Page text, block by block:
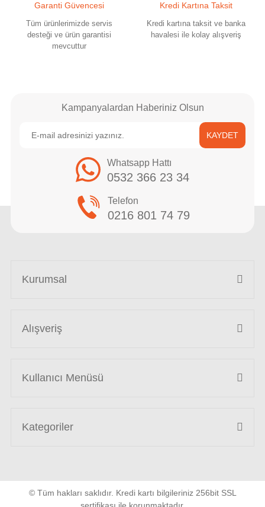
Garanti Güvencesi
Tüm ürünlerimizde servis
desteği ve ürün garantisi
mevcuttur
Kredi Kartına Taksit
Kredi kartına taksit ve banka
havalesi ile kolay alışveriş
Kampanyalardan Haberiniz Olsun
KAYDET
Whatsapp Hattı
0532 366 23 34
Telefon
0216 801 74 79
Kurumsal
Alışveriş
Kullanıcı Menüsü
Kategoriler
© Tüm hakları saklıdır. Kredi kartı bilgileriniz 256bit SSL